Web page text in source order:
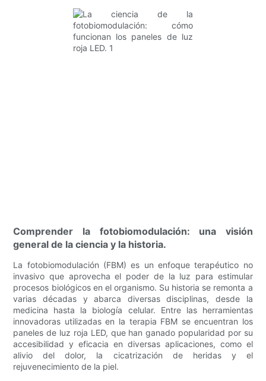
Comprender la fotobiomodulación: una visión
general de la ciencia y la historia.
La fotobiomodulación (FBM) es un enfoque terapéutico no
invasivo que aprovecha el poder de la luz para estimular
procesos biológicos en el organismo. Su historia se remonta a
varias décadas y abarca diversas disciplinas, desde la
medicina hasta la biología celular. Entre las herramientas
innovadoras utilizadas en la terapia FBM se encuentran los
paneles de luz roja LED, que han ganado popularidad por su
accesibilidad y eficacia en diversas aplicaciones, como el
alivio del dolor, la cicatrización de heridas y el
rejuvenecimiento de la piel.